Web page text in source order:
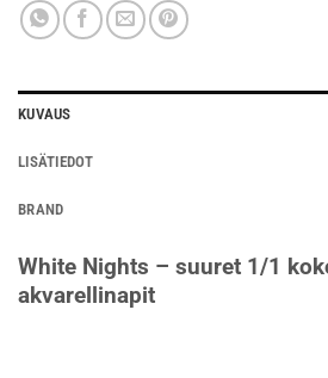
KUVAUS
LISÄTIEDOT
BRAND
White Nights – suuret 1/1
akvarellinapit